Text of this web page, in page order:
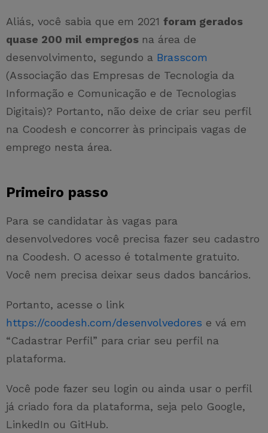
Aliás, você sabia que em 2021 foram gerados
quase 200 mil empregos na área de
desenvolvimento, segundo a Brasscom
(Associação das Empresas de Tecnologia da
Informação e Comunicação e de Tecnologias
Digitais)? Portanto, não deixe de criar seu perfil
na Coodesh e concorrer às principais vagas de
emprego nesta área.
Primeiro passo
Para se candidatar às vagas para
desenvolvedores você precisa fazer seu cadastro
na Coodesh. O acesso é totalmente gratuito.
Você nem precisa deixar seus dados bancários.
Portanto, acesse o link
https://coodesh.com/desenvolvedores e vá em
“Cadastrar Perfil” para criar seu perfil na
plataforma.
Você pode fazer seu login ou ainda usar o perfil
já criado fora da plataforma, seja pelo Google,
LinkedIn ou GitHub.